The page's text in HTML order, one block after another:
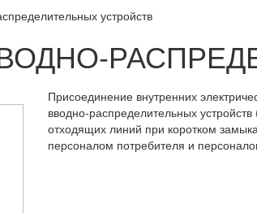
устройств
Присоединение внутренних
вводно-распределительных
отходящих линий при коротком
персоналом потребителя и